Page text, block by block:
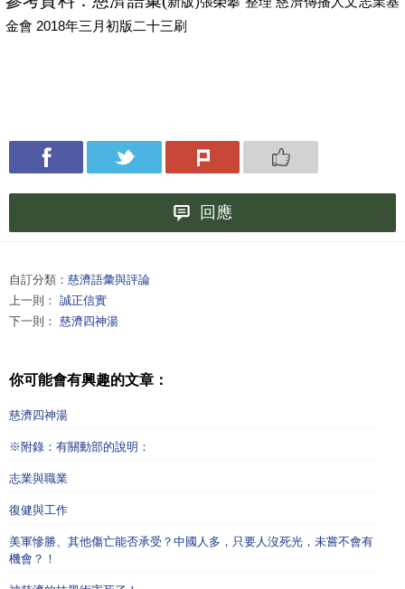
金會 2018年三月初版二十三刷
回應
自訂分類： 慈濟語彙與評論
上一則： 誠正信實
下一則： 慈濟四神湯
你可能會有興趣的文章：
慈濟四神湯
※附錄：有關動部的說明：
志業與職業
復健與工作
美軍慘勝、其他傷亡能否承受？中國人多，只要人沒死光，未嘗不會有
機會？！